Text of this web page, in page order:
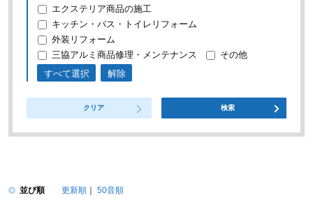
エクステリア商品の施工
キッチン・バス・トイレリフォーム
外装リフォーム
三協アルミ商品修理・メンテナンス
その他
すべて選択
解除
クリア 検索
並び順 更新順
50音順